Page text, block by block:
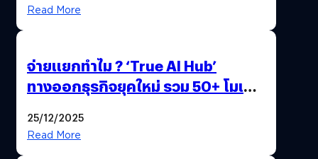
Read More
จ่ายแยกทำไม ? ‘True AI Hub’
ทางออกธุรกิจยุคใหม่ รวม 50+ โมเดล
25/12/2025
Read More